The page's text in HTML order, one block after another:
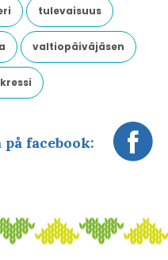
tulevaisuus
valtiopäiväjäsen
på facebook: